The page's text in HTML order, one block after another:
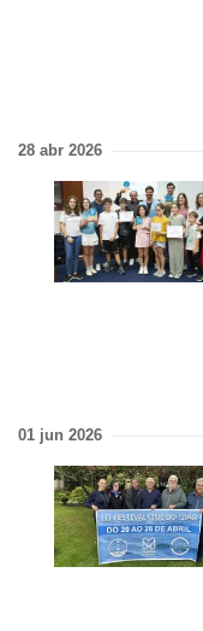
28 abr 2026
01 jun 2026